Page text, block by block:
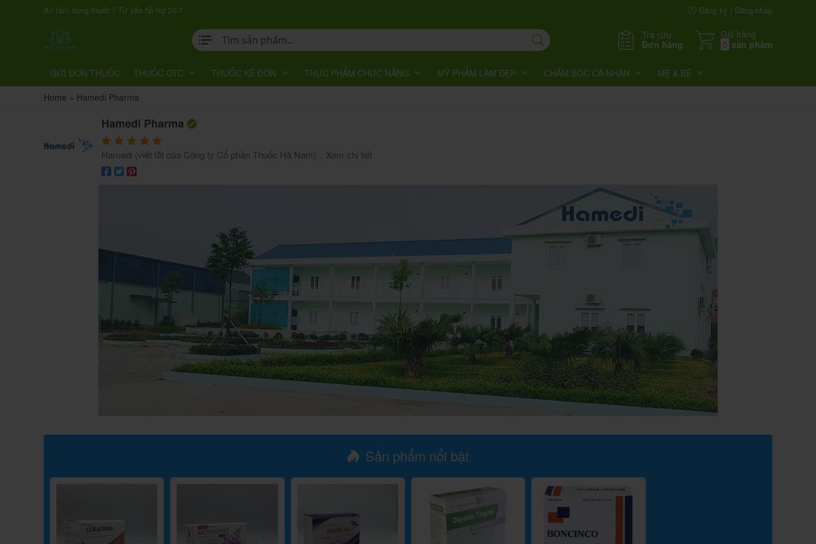
An tâm dùng thuốc | Tư vấn hỗ trợ 24/7 Đăng ký | Đăng nhập
Tra cứu
Đơn hàng
Giỏ hàng
0 sản phẩm
GỬI ĐƠN THUỐC THUỐC OTC THUỐC KÊ ĐƠN THỰC PHẨM CHỨC NĂNG MỸ PHẨM LÀM ĐẸP CHĂM SÓC CÁ NHÂN
MẸ & BÉ
Home » Hamedi Pharma
Hamedi Pharma
Hamedi (viết tắt của Công ty Cổ phần Thuốc Hà Nam)... Xem chi tiết
Sản phẩm nổi bật